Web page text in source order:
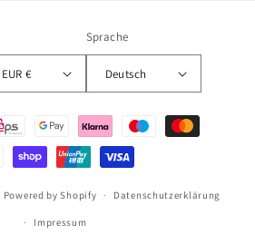
Österreich | EUR €
Sprache
Deutsch
Powered by Shopify Datenschutzerklärung
Impressum